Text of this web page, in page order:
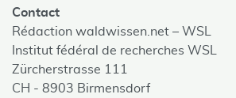
Contact
Rédaction waldwissen.net – WSL
Institut fédéral de recherches WSL
Zürcherstrasse 111
CH - 8903 Birmensdorf